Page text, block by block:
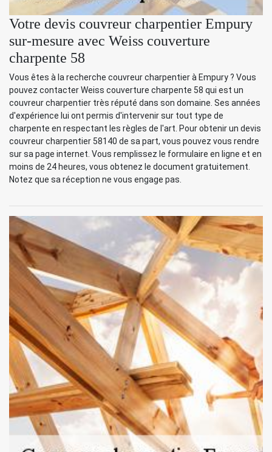
Votre devis couvreur charpentier Empury
sur-mesure avec Weiss couverture
charpente 58
Vous êtes à la recherche couvreur charpentier à Empury ? Vous
pouvez contacter Weiss couverture charpente 58 qui est un
couvreur charpentier très réputé dans son domaine. Ses années
d'expérience lui ont permis d'intervenir sur tout type de
charpente en respectant les règles de l'art. Pour obtenir un devis
couvreur charpentier 58140 de sa part, vous pouvez vous rendre
sur sa page internet. Vous remplissez le formulaire en ligne et en
moins de 24 heures, vous obtenez le document gratuitement.
Notez que sa réception ne vous engage pas.